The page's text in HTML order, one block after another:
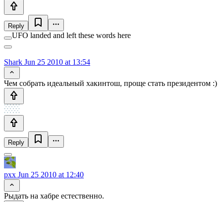
Reply
UFO landed and left these words here
Shark Jun 25 2010 at 13:54
Чем собрать идеальный хакинтош, проще стать президентом :)
Reply
pxx Jun 25 2010 at 12:40
Рыдать на хабре естественно.